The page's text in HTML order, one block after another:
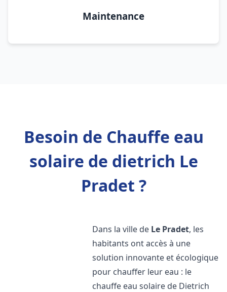
Maintenance
Besoin de Chauffe eau
solaire de dietrich Le
Pradet ?
Dans la ville de Le Pradet, les
habitants ont accès à une
solution innovante et écologique
pour chauffer leur eau : le
chauffe eau solaire de Dietrich